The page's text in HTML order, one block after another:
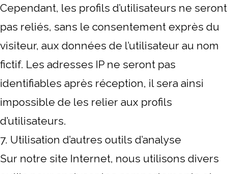
Cependant, les profils d’utilisateurs ne seront
pas reliés, sans le consentement exprès du
visiteur, aux données de l’utilisateur au nom
fictif. Les adresses IP ne seront pas
identifiables après réception, il sera ainsi
impossible de les relier aux profils
d’utilisateurs.
7. Utilisation d’autres outils d’analyse
Sur notre site Internet, nous utilisons divers